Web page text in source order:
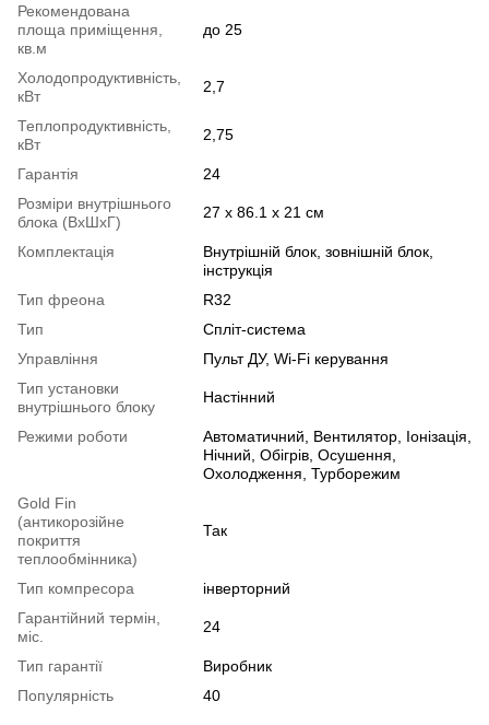
Рекомендована
площа приміщення,
кв.м
до 25
Холодопродуктивність,
кВт
2,7
Теплопродуктивність,
кВт
2,75
Гарантія
24
Розміри внутрішнього
блока (ВхШхГ)
27 x 86.1 x 21 см
Комплектація
Внутрішній блок, зовнішній блок,
інструкція
Тип фреона
R32
Тип
Спліт-система
Управління
Пульт ДУ, Wi-Fi керування
Тип установки
внутрішнього блоку
Настінний
Режими роботи
Автоматичний, Вентилятор, Іонізація,
Нічний, Обігрів, Осушення,
Охолодження, Турборежим
Gold Fin
(антикорозійне
покриття
теплообмінника)
Так
Тип компресора
інверторний
Гарантійний термін,
міс.
24
Тип гарантії
Виробник
Популярність
40